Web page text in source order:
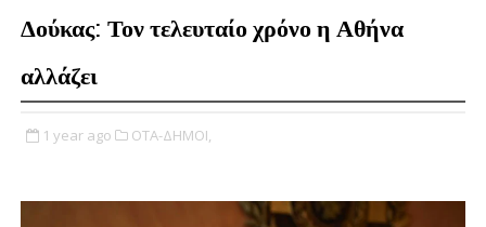
Δούκας: Τον τελευταίο χρόνο η Αθήνα
αλλάζει
1 year ago ΟΤΑ-ΔΗΜΟΙ,